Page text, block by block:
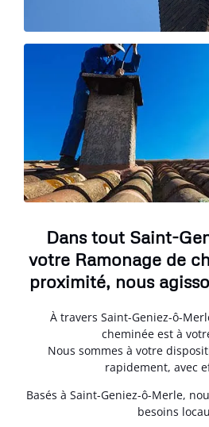
Dans tout Saint-
votre Ramonage de
proximité, nous
À travers Saint-Geniez-ô-
cheminée est à
Nous sommes à votre
rapidement, avec
Basés à Saint-Geniez-ô-Merle,
besoins